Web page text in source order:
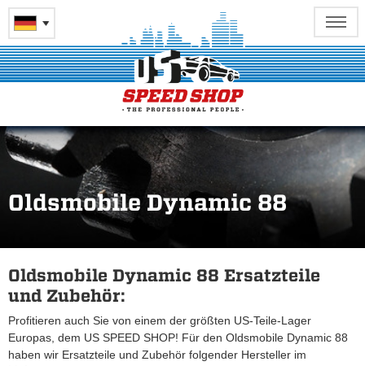
Oldsmobile Dynamic 88
Oldsmobile Dynamic 88 Ersatzteile
und Zubehör:
Profitieren auch Sie von einem der größten US-Teile-Lager
Europas, dem US SPEED SHOP! Für den Oldsmobile Dynamic 88
haben wir Ersatzteile und Zubehör folgender Hersteller im